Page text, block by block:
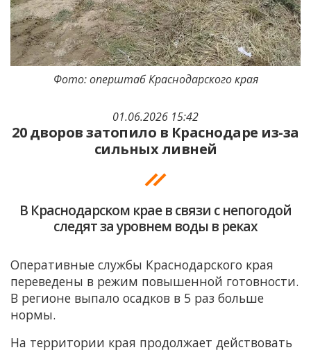
01.06.2026 15:42
20 дворов затопило в Краснодаре из-за
сильных ливней
В Краснодарском крае в связи с непогодой
следят за уровнем воды в реках
Фото: оперштаб Краснодарского края
Оперативные службы Краснодарского края
переведены в режим повышенной готовности.
В регионе выпало осадков в 5 раз больше
нормы.
На территории края продолжает действовать